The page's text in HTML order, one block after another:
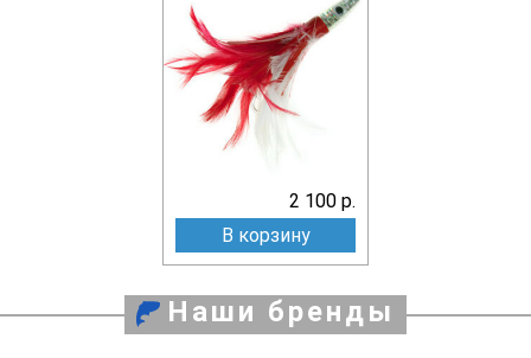
2 100 р.
В корзину
Наши бренды